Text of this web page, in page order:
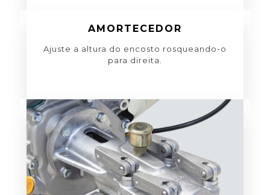
AMORTECEDOR
Ajuste a altura do encosto rosqueando-o
para direita.